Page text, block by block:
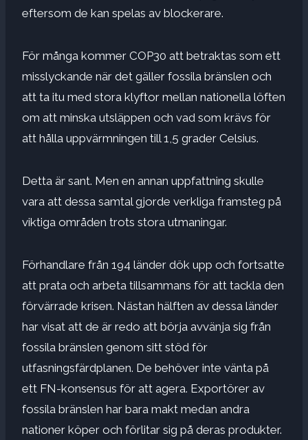
eftersom de kan spelas av blockerare.
För många kommer COP30 att betraktas som ett
misslyckande när det gäller fossila bränslen och
att ta itu med stora klyftor mellan nationella löften
om att minska utsläppen och vad som krävs för
att hålla uppvärmningen till 1,5 grader Celsius.
Detta är sant. Men en annan uppfattning skulle
vara att dessa samtal gjorde verkliga framsteg på
viktiga områden trots stora utmaningar.
Förhandlare från 194 länder dök upp och fortsatte
att prata och arbeta tillsammans för att tackla den
förvärrade krisen. Nästan hälften av dessa länder
har visat att de är redo att börja avvänja sig från
fossila bränslen genom sitt stöd för
utfasningsfärdplanen. De behöver inte vänta på
ett FN-konsensus för att agera. Exportörer av
fossila bränslen har bara makt medan andra
nationer köper och förlitar sig på deras produkter.